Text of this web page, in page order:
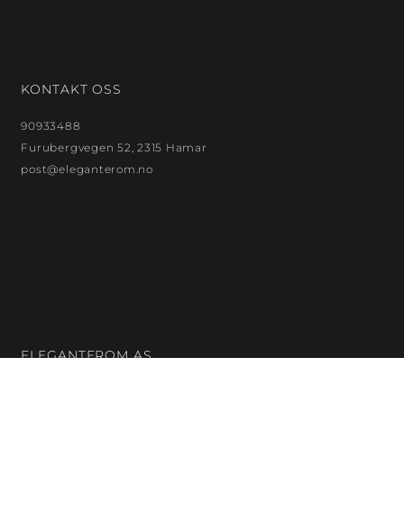
KONTAKT OSS
90933488
Furubergvegen 52, 2315 Hamar
post@eleganterom.no
ELEGANTEROM AS